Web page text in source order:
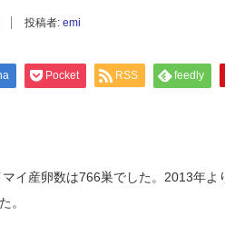
投稿者: emi
Pocket RSS feedly
イ産卵数は766巣でした。2013年
。